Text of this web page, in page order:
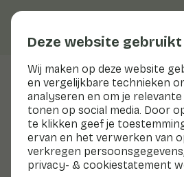
Deze website
Wij maken op deze website
en vergelijkbare technieken
analyseren en om je
tonen op social media. Door
te klikken geef je
ervan en het verwerken van
verkregen
privacy- & cookiestatement
Veggiblogs
Zo veel soorten
past bij jou?
10 november 2021